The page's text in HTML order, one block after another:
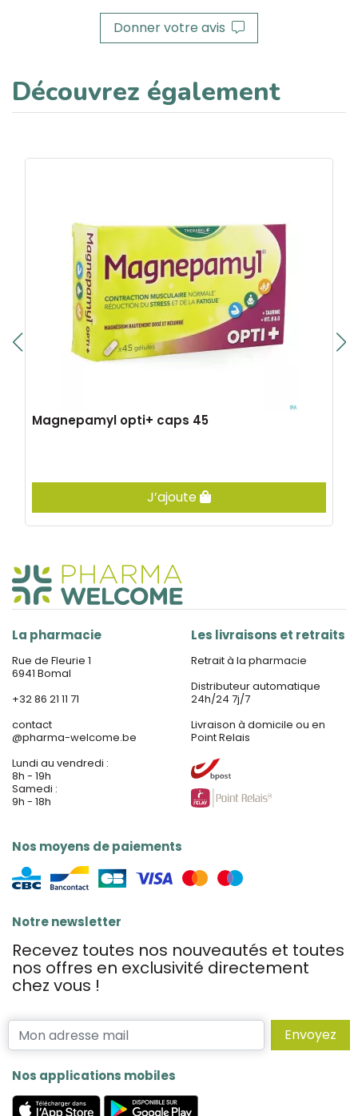
Donner votre avis
Découvrez également
Magnepamyl opti+ caps 45
J’ajoute
La pharmacie
Rue de Fleurie 1
6941 Bomal
+32 86 21 11 71
contact
@pharma-welcome.be
Lundi au vendredi :
8h - 19h
Samedi :
9h - 18h
Nos moyens de paiements
Les livraisons et retraits
Retrait à la pharmacie
Distributeur automatique
24h/24 7j/7
Livraison à domicile ou en
Point Relais
Notre newsletter
Recevez toutes nos nouveautés et toutes
nos offres en exclusivité directement
chez vous !
Envoyez
Nos applications mobiles